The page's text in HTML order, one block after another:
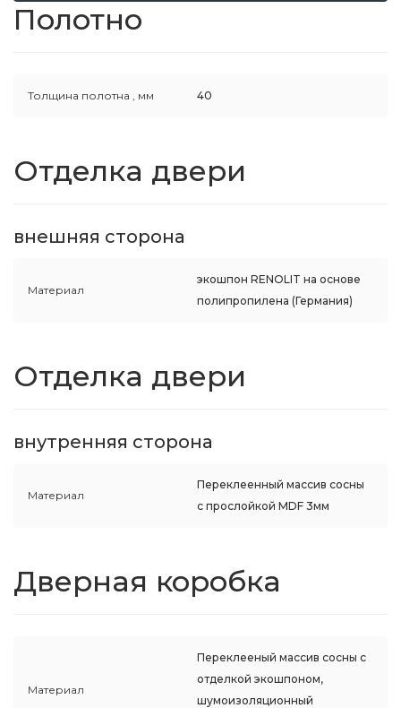
Полотно
Толщина полотна , мм 40
Отделка двери
внешняя сторона
Материал
экошпон RENOLIT на основе
полипропилена (Германия)
Отделка двери
внутренняя сторона
Материал
Переклеенный массив сосны
с прослойкой MDF 3мм
Дверная коробка
Материал
Переклееный массив сосны с
отделкой экошпоном,
шумоизоляционный